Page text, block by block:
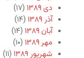
دی ۱۳۸۹
(۱۷)
آذر ۱۳۸۹
(۱۴)
آبان ۱۳۸۹
(۱۴)
مهر ۱۳۸۹
(۱۰)
شهریور ۱۳۸۹
(۱۱)